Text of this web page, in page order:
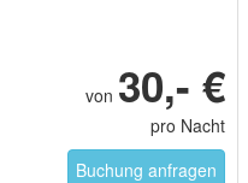
von 30,- €
pro Nacht
Buchung anfragen